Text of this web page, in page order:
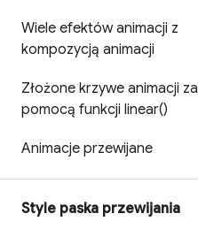
Wiele efektów animacji z
kompozycją animacji
Złożone krzywe animacji za
pomocą funkcji linear()
Animacje przewijane
Style paska przewijania